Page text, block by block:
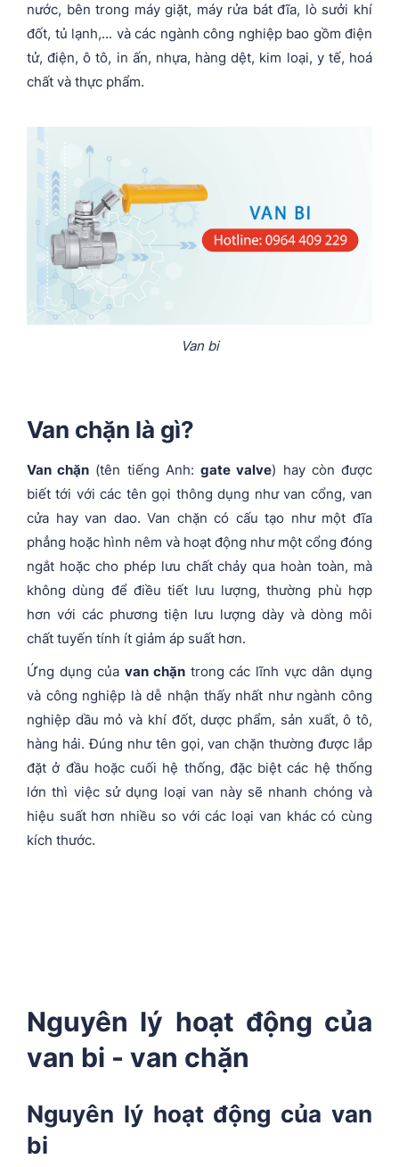
nước, bên trong máy giặt, máy rửa bát đĩa, lò sưởi khí
đốt, tủ lạnh,... và các ngành công nghiệp bao gồm điện
tử, điện, ô tô, in ấn, nhựa, hàng dệt, kim loại, y tế, hoá
chất và thực phẩm.
Van bi
Van chặn là gì?
Van chặn (tên tiếng Anh:gate valve) hay còn được
biết tới với các tên gọi thông dụng như van cổng, van
cửa hay van dao. Van chặn có cấu tạo như một đĩa
phẳng hoặc hình nêm và hoạt động như một cổng đóng
ngắt hoặc cho phép lưu chất chảy qua hoàn toàn, mà
không dùng để điều tiết lưu lượng, thường phù hợp
hơn với các phương tiện lưu lượng dày và dòng môi
chất tuyến tính ít giảm áp suất hơn.
Ứng dụng của van chặntrong các lĩnh vực dân dụng
và công nghiệp là dễ nhận thấy nhất như ngành công
nghiệp dầu mỏ và khí đốt, dược phẩm, sản xuất, ô tô,
hàng hải. Đúng như tên gọi, van chặn thường được lắp
đặt ở đầu hoặc cuối hệ thống, đặc biệt các hệ thống
lớn thì việc sử dụng loại van này sẽ nhanh chóng và
hiệu suất hơn nhiều so với các loại van khác có cùng
kích thước.
Nguyên lý hoạt động của
van bi - van chặn
Nguyên lý hoạt động của van
bi